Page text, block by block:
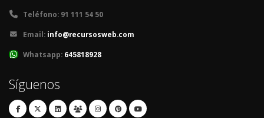
Teléfono: 91 111 54 50
Email: info@recursosweb.com
Whatsapp: 645818928
Síguenos